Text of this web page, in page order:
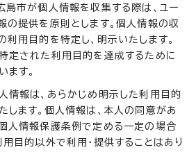
島市が個人情報を収集する際は、ユー
の提供を原則とします。個人情報の収
用目的を特定し、明示いたします。
定された利用目的を達成するために
ます。
情報は、あらかじめ明示した利用目的
します。個人情報は、本人の同意があ
人情報保護条例で定める一定の場合
用目的以外で利用・提供することはあり